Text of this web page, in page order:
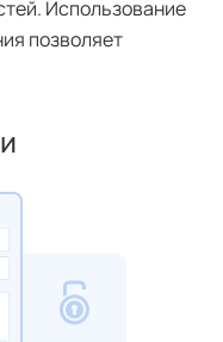
Использование
позволяет